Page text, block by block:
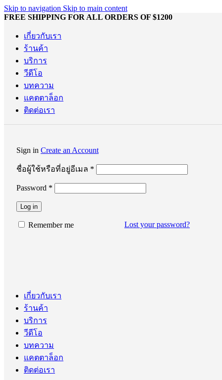
Skip to navigation Skip to main content
FREE SHIPPING FOR ALL ORDERS OF $1200
เกี่ยวกับเรา
ร้านค้า
บริการ
วีดีโอ
บทความ
แคตตาล็อก
ติดต่อเรา
Sign in Create an Account
ชื่อผู้ใช้หรือที่อยู่อีเมล *
Password *
Log in
Lost your password?
Remember me
เกี่ยวกับเรา
ร้านค้า
บริการ
วีดีโอ
บทความ
แคตตาล็อก
ติดต่อเรา